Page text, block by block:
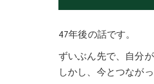
47年後の話です。
ずいぶん先で、自分
しかし、今とつなが